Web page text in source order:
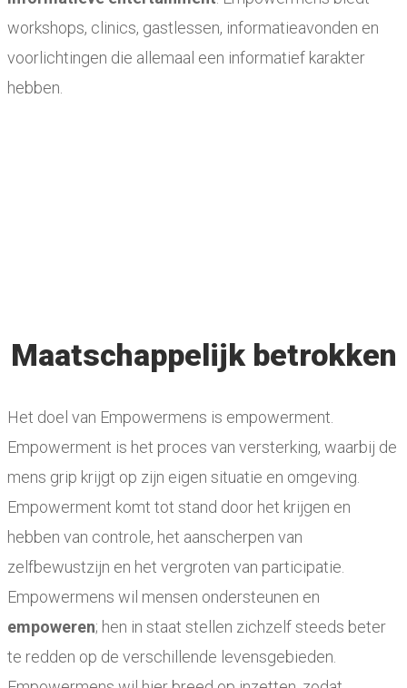
workshops, clinics, gastlessen, informatieavonden en
voorlichtingen die allemaal een informatief karakter
hebben.
Maatschappelijk betrokken
Het doel van Empowermens is empowerment.
Empowerment is het proces van versterking, waarbij de
mens grip krijgt op zijn eigen situatie en omgeving.
Empowerment komt tot stand door het krijgen en
hebben van controle, het aanscherpen van
zelfbewustzijn en het vergroten van participatie.
Empowermens wil mensen ondersteunen en
empoweren; hen in staat stellen zichzelf steeds beter
te redden op de verschillende levensgebieden.